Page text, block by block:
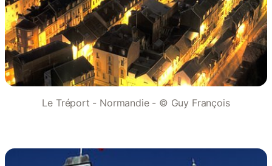
Le Tréport - Normandie - © Guy François